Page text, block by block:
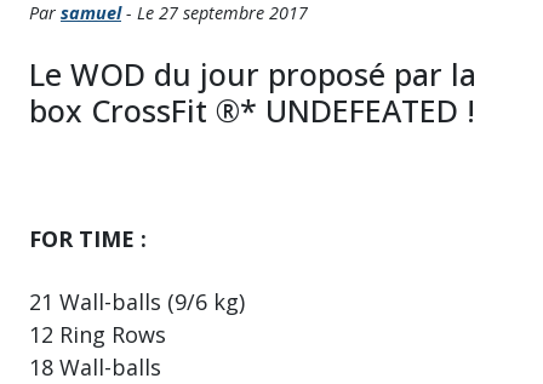
Par samuel- Le 27 septembre 2017
Le WOD du jour proposé par la
box CrossFit ®* UNDEFEATED !
FOR TIME :
21 Wall-balls (9/6 kg)
12 Ring Rows
18 Wall-balls